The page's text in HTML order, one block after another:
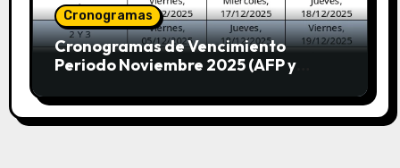
Cronogramas
Cronogramas de Vencimiento
Periodo Noviembre 2025 (AFP y